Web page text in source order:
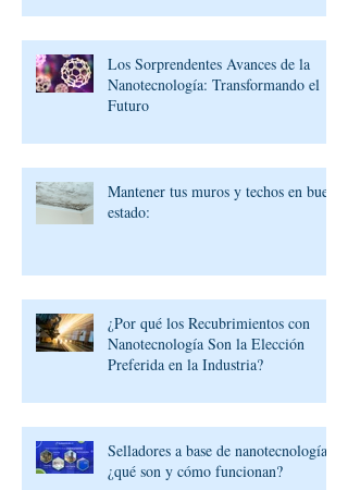
Los Sorprendentes Avances de la
Nanotecnología: Transformando el
Futuro
Mantener tus muros y techos en buen
estado:
¿Por qué los Recubrimientos con
Nanotecnología Son la Elección
Preferida en la Industria?
Selladores a base de nanotecnología:
¿qué son y cómo funcionan?